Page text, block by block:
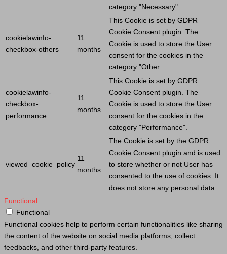
category "Necessary".
cookielawinfo-
checkbox-others
11
months
This Cookie is set by GDPR
Cookie Consent plugin. The
Cookie is used to store the User
consent for the cookies in the
category "Other.
cookielawinfo-
checkbox-
performance
11
months
This Cookie is set by GDPR
Cookie Consent plugin. The
Cookie is used to store the User
consent for the cookies in the
category "Performance".
viewed_cookie_policy
11
months
The Cookie is set by the GDPR
Cookie Consent plugin and is used
to store whether or not User has
consented to the use of cookies. It
does not store any personal data.
Functional
Functional
Functional cookies help to perform certain functionalities like sharing
the content of the website on social media platforms, collect
feedbacks, and other third-party features.